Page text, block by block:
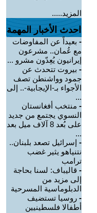
المزيد.....
احدث الأخبار المهمة
- بعيداً عن المفاوضات
مع عُمان.. مشرعون
إيرانيون يُعِدّون مشرو ...
- بيروت تتحدث عن
جمود وواشنطن تصف
الأجواء بـ-الإيجابية-.. إلى
...
- منتخب أفغانستان
النسوي يجتمع من جديد
على بُعد 8 آلاف ميل بعد
...
- إسرائيل تصعد بلبنان..
نتنياهو يثير غضب
ترامب
- قاليباف: لسنا بحاجة
إلى مزيد من
الدبلوماسية المسرحية
- روسيا تستضيف
أطفالا فلسطينيين